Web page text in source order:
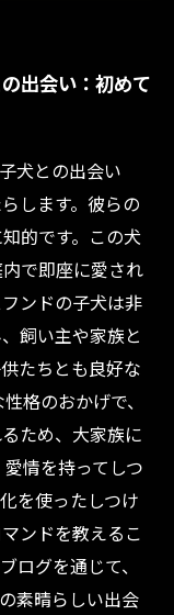
日々
生活を送ろ
ックスフンド
出会い：初めて
犬との出会い
します。彼らの
的です。この犬
で即座に愛され
ンドの子犬は非
飼い主や家族と
たちとも良好な
格のおかげで、
ため、大家族に
情を持ってしつ
を使ったしつけ
ンドを教えるこ
ログを通じて、
素晴らしい出会